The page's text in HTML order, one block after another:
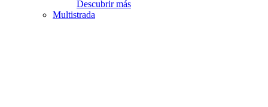
Descubrir más
Multistrada